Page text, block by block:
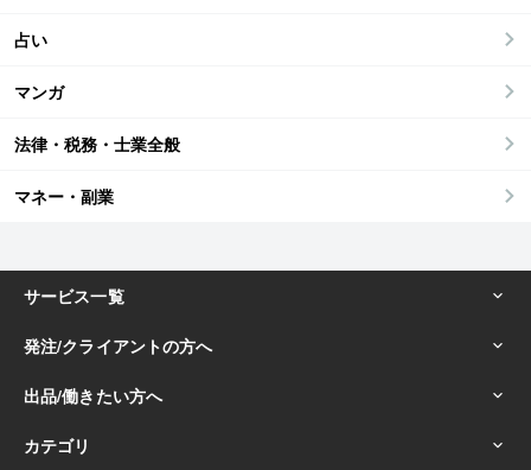
占い
マンガ
法律・税務・士業全般
マネー・副業